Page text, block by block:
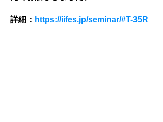
詳細： https://iifes.jp/seminar/#T-35R